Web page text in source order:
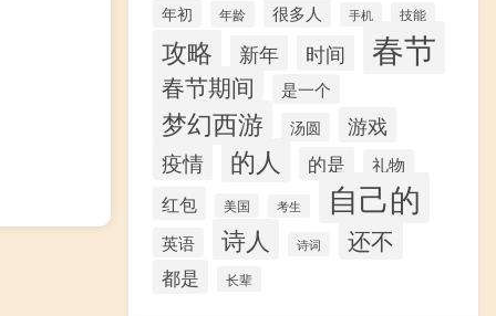
年初
年龄 很多人 手机 技能
攻略 新年 时间 春节
春节期间 是一个
梦幻西游 汤圆 游戏
疫情 的人 的是 礼物
红包 美国 考生 自己的
英语 诗人 诗词 还不
都是 长辈